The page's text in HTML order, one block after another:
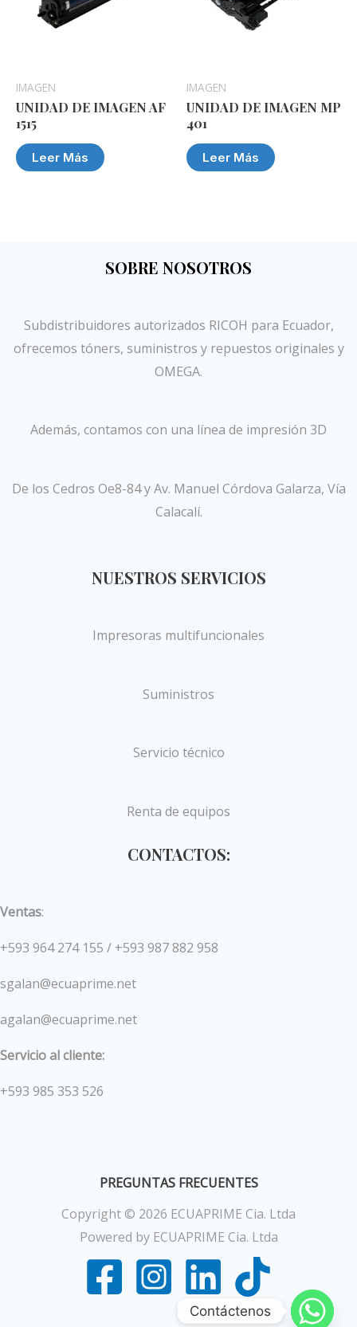
IMAGEN
UNIDAD DE IMAGEN AF
1515
Leer Más
IMAGEN
UNIDAD DE IMAGEN MP
401
Leer Más
SOBRE NOSOTROS
Subdistribuidores autorizados RICOH para Ecuador,
ofrecemos tóners, suministros y repuestos originales y
OMEGA.
Además, contamos con una línea de impresión 3D
De los Cedros Oe8-84 y Av. Manuel Córdova Galarza, Vía
Calacalí.
NUESTROS SERVICIOS
Impresoras multifuncionales
Suministros
Servicio técnico
Renta de equipos
CONTACTOS:
Ventas:
+593 964 274 155 / +593 987 882 958
sgalan@ecuaprime.net
agalan@ecuaprime.net
Servicio al cliente:
+593 985 353 526
PREGUNTAS FRECUENTES
Copyright © 2026 ECUAPRIME Cia. Ltda
Powered by ECUAPRIME Cia. Ltda
Contáctenos